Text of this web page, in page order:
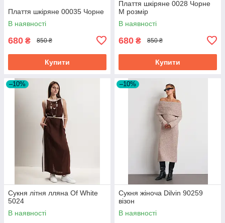
Плаття шкіряне 00035 Чорне
В наявності
680 ₴ 850 ₴
Купити
Плаття шкіряне 0028 Чорне
M розмір
В наявності
680 ₴ 850 ₴
Купити
–10%
Сукня літня лляна Of White
5024
В наявності
–10%
Сукня жіноча Dilvin 90259
візон
В наявності